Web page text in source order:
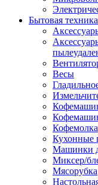
Бытовая
Весы
Кофемолка
Кухонные
Машинки
Миксер/
Мясорубка